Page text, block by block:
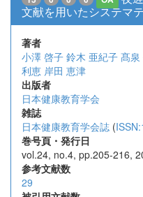
文献を用いたシステマ
著者
小澤 啓子 鈴木 亜紀子 髙泉
利恵 岸田 恵津
出版者
日本健康教育学会
雑誌
日本健康教育学会誌 (
巻号頁・発行日
vol.24, no.4, pp.205-216,
参考文献数
29